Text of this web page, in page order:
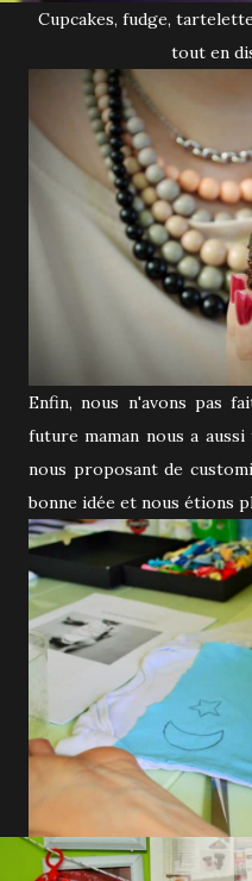
Cupcakes, fudge, tartelettes, nous nous sommes régalées
tout en
Enfin, nous n'avons pas
future maman nous a
nous proposant de
bonne idée et nous étions